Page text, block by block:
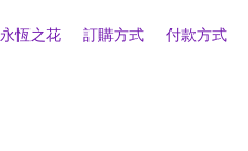
永恆之花 訂購方式 付款方式